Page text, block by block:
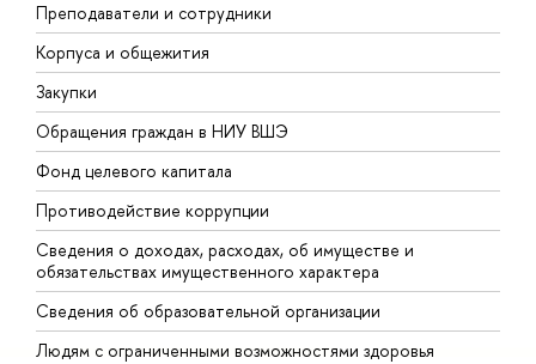
Преподаватели и сотрудники
Корпуса и общежития
Закупки
Обращения граждан в НИУ ВШЭ
Фонд целевого капитала
Противодействие коррупции
Сведения о доходах, расходах, об имуществе и
обязательствах имущественного характера
Сведения об образовательной организации
Людям с ограниченными возможностями здоровья